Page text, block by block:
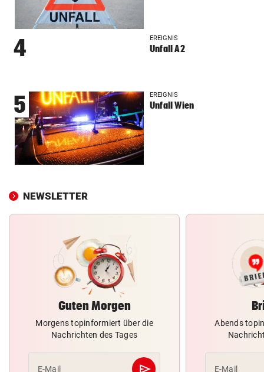
4 EREIGNIS
Unfall A2
5 EREIGNIS
Unfall Wien
NEWSLETTER
Guten Morgen
Morgens topinformiert über die
Nachrichten des Tages
E-Mail
Abends
E-Mail